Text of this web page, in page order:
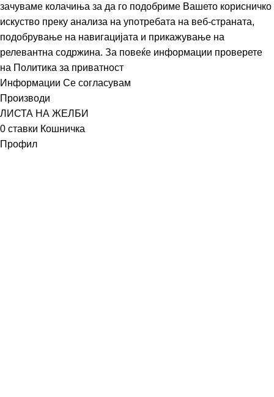
зачуваме колачиња за да го подобриме Вашето корисничко
искуство преку анализа на употребата на веб-страната,
подобрување на навигацијата и прикажување на
релевантна содржина. За повеќе информации проверете
на Политика за приватност
Информации Се согласувам
Производи
ЛИСТА НА ЖЕЛБИ
0 ставки Кошничка
Профил